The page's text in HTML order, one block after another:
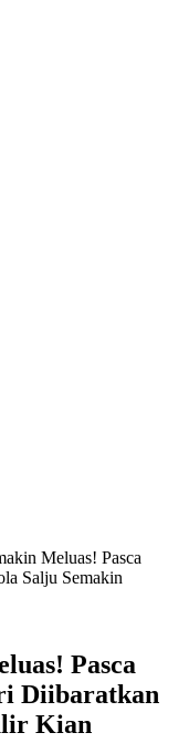
Meluas! Pasca
Salju Semakin
Pasca
Diibaratkan
Kian